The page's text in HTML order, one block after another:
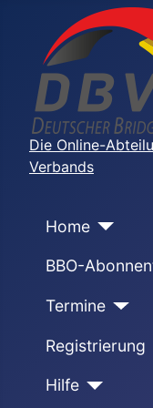
Die Online-
Verbands
Home
BBO-
Termine
Registrierung
Hilfe